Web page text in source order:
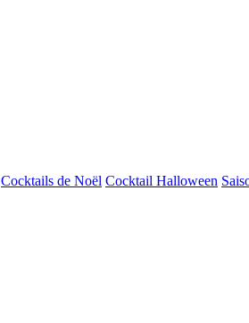
Cocktails de Noël Cocktail Halloween